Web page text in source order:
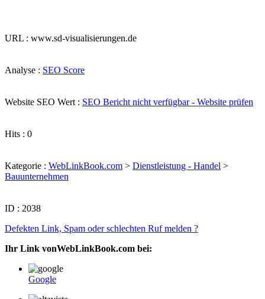
URL : www.sd-visualisierungen.de
Analyse : SEO Score
Website SEO Wert : SEO Bericht nicht verfügbar - Website prüfen
Hits : 0
Kategorie : WebLinkBook.com > Dienstleistung - Handel >
Bauunternehmen
ID : 2038
Defekten Link, Spam oder schlechten Ruf melden ?
Ihr Link vonWebLinkBook.com bei:
Google